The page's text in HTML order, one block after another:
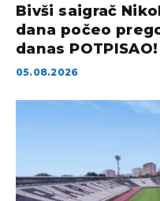
Bivši saigrač
dana počeo
danas POTPISAO!
05.08.2026